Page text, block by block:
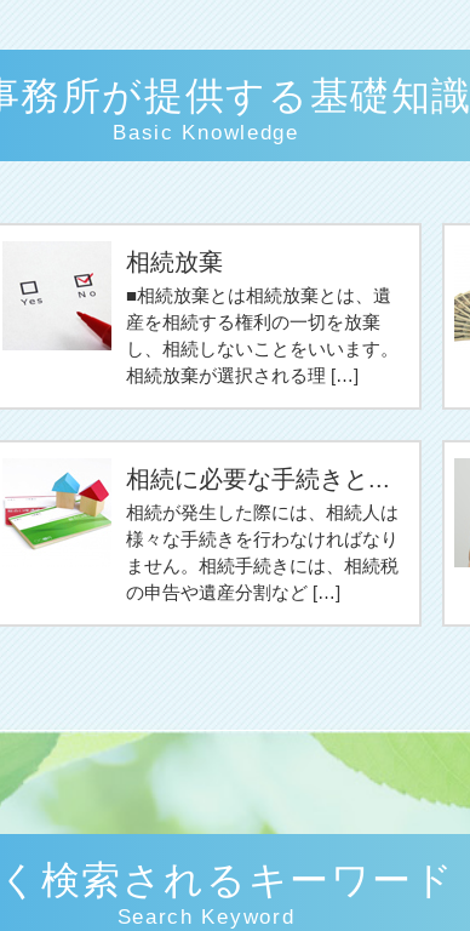
務所が提供する基礎知識
Basic Knowledge
相続放棄
■相続放棄とは相続放棄とは、遺
産を相続する権利の一切を放棄
し、相続しないことをいいます。
相続放棄が選択される理 […]
相続に必要な手続きと...
相続が発生した際には、相続人は
様々な手続きを行わなければなり
ません。相続手続きには、相続税
の申告や遺産分割など […]
検索されるキーワード
Search Keyword